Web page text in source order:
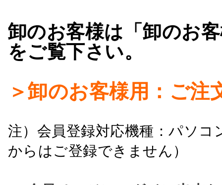
卸のお客様は「卸のお
をご覧下さい。
＞卸のお客様用：ご注
注）会員登録対応機種：パソ
からはご登録できません）